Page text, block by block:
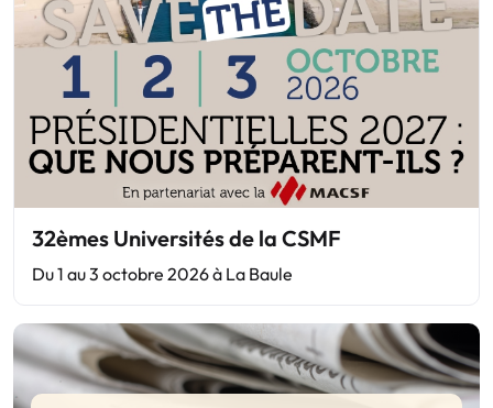
32èmes Universités de la CSMF
Du 1 au 3 octobre 2026 à La Baule